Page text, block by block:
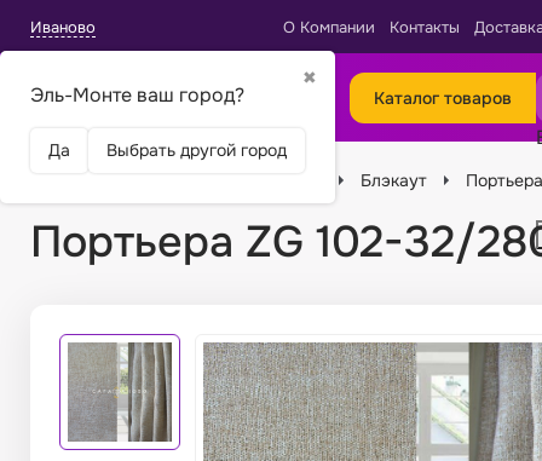
Иваново
✖
Эль-Монте ваш город?
Да Выбрать другой город
О Компании Контакты
Каталог товаров
Блэкаут
Портьера ZG 102-32/